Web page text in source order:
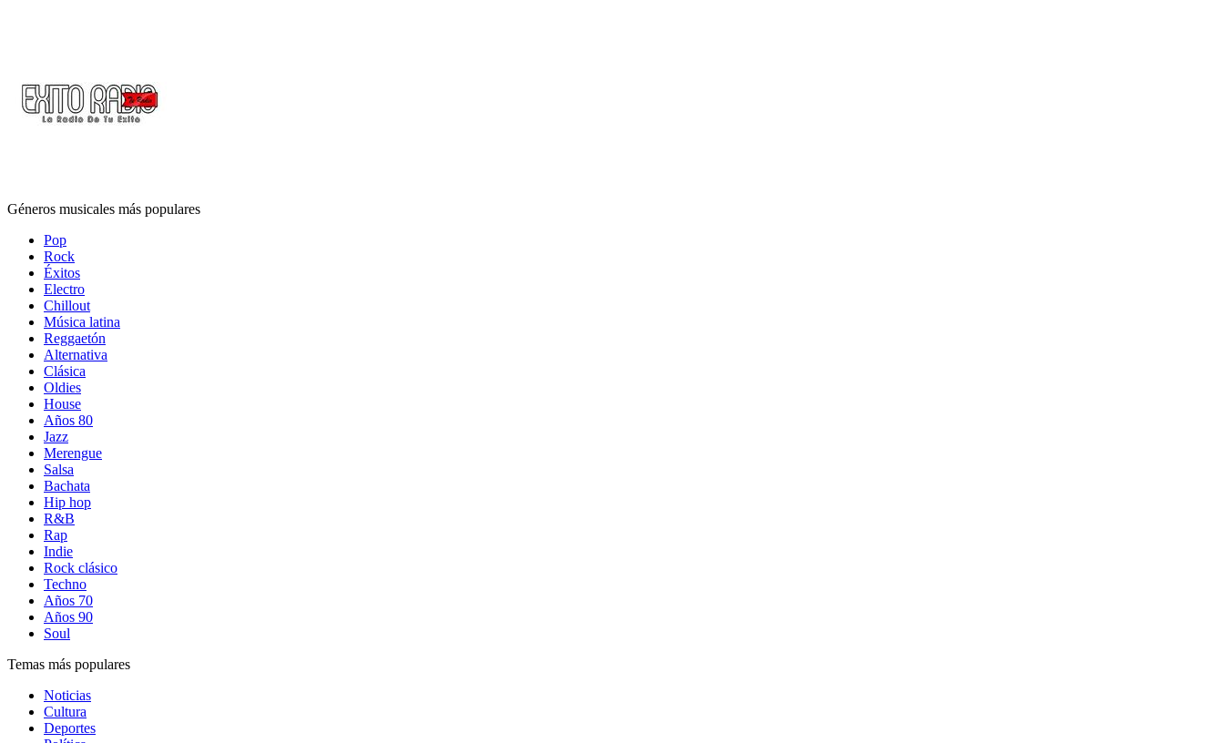
Géneros musicales más populares
Pop
Rock
Éxitos
Electro
Chillout
Música latina
Reggaetón
Alternativa
Clásica
Oldies
House
Años 80
Jazz
Merengue
Salsa
Bachata
Hip hop
R&B
Rap
Indie
Rock clásico
Techno
Años 70
Años 90
Soul
Temas más populares
Noticias
Cultura
Deportes